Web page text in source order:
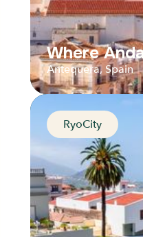
Where
Antequera, Spain
Where
Antequera, Spain
Distance
RyoCity